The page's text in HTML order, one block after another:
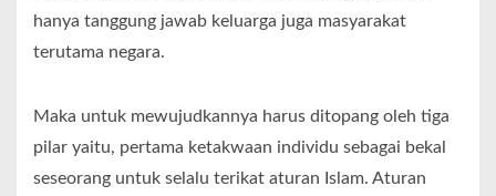
hanya tanggung jawab keluarga juga masyarakat
terutama negara.
Maka untuk mewujudkannya harus ditopang oleh tiga
pilar yaitu, pertama ketakwaan individu sebagai bekal
seseorang untuk selalu terikat aturan Islam. Aturan